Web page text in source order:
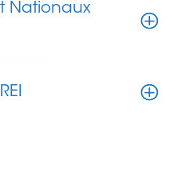
Nationaux